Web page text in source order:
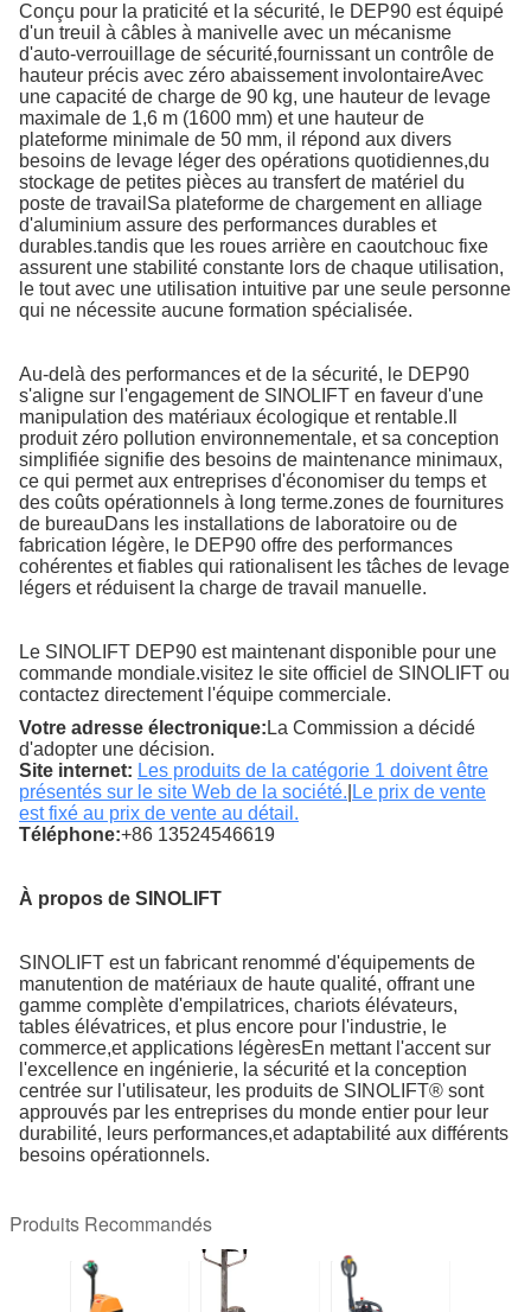
Conçu pour la praticité et la sécurité, le DEP90 est équipé
d'un treuil à câbles à manivelle avec un mécanisme
d'auto-verrouillage de sécurité,fournissant un contrôle de
hauteur précis avec zéro abaissement involontaireAvec
une capacité de charge de 90 kg, une hauteur de levage
maximale de 1,6 m (1600 mm) et une hauteur de
plateforme minimale de 50 mm, il répond aux divers
besoins de levage léger des opérations quotidiennes,du
stockage de petites pièces au transfert de matériel du
poste de travailSa plateforme de chargement en alliage
d'aluminium assure des performances durables et
durables.tandis que les roues arrière en caoutchouc fixe
assurent une stabilité constante lors de chaque utilisation,
le tout avec une utilisation intuitive par une seule personne
qui ne nécessite aucune formation spécialisée.
Au-delà des performances et de la sécurité, le DEP90
s'aligne sur l'engagement de SINOLIFT en faveur d'une
manipulation des matériaux écologique et rentable.Il
produit zéro pollution environnementale, et sa conception
simplifiée signifie des besoins de maintenance minimaux,
ce qui permet aux entreprises d'économiser du temps et
des coûts opérationnels à long terme.zones de fournitures
de bureauDans les installations de laboratoire ou de
fabrication légère, le DEP90 offre des performances
cohérentes et fiables qui rationalisent les tâches de levage
légers et réduisent la charge de travail manuelle.
Le SINOLIFT DEP90 est maintenant disponible pour une
commande mondiale.visitez le site officiel de SINOLIFT ou
contactez directement l'équipe commerciale.
Votre adresse électronique: La Commission a décidé
d'adopter une décision.
Site internet: Les produits de la catégorie 1 doivent être
présentés sur le site Web de la société. Le prix de vente
est fixé au prix de vente au détail.
Téléphone:+86 13524546619
À propos de SINOLIFT
SINOLIFT est un fabricant renommé d'équipements de
manutention de matériaux de haute qualité, offrant une
gamme complète d'empilatrices, chariots élévateurs,
tables élévatrices, et plus encore pour l'industrie, le
commerce,et applications légèresEn mettant l'accent sur
l'excellence en ingénierie, la sécurité et la conception
centrée sur l'utilisateur, les produits de SINOLIFT® sont
approuvés par les entreprises du monde entier pour leur
durabilité, leurs performances,et adaptabilité aux différents
besoins opérationnels.
Produits Recommandés